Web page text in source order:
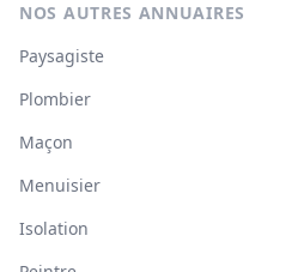
NOS AUTRES ANNUAIRES
Paysagiste
Plombier
Maçon
Menuisier
Isolation